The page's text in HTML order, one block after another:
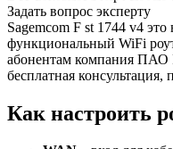
Задать вопрос эксперту
Sagemcom F st 1744 v4
функциональный WiFi
абонентам компания ПАО
бесплатная
Как настроить